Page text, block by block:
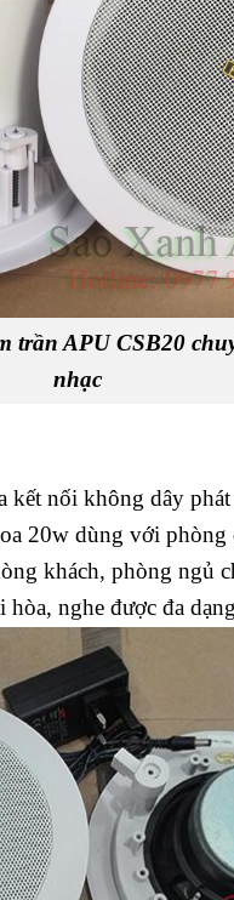
trần APU CSB20
nhạc
kết nối không dây
20w dùng với phòng
khách, phòng ngủ
nghe được đa